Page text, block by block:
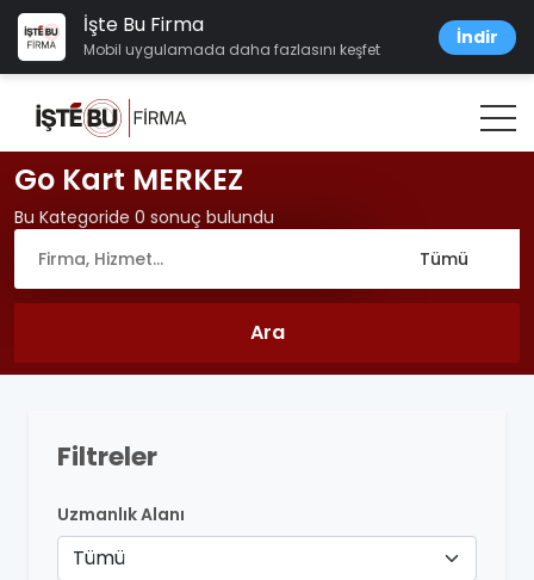
İşte Bu Firma
Mobil uygulamada daha fazlasını keşfet
İndir
Go Kart MERKEZ
Bu Kategoride 0 sonuç bulundu
Filtreler
Uzmanlık Alanı
Tümü